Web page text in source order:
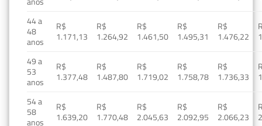
44 a
48
anos
R$
1.171,13
R$
1.264,92
R$
1.461,50
R$
1.495,31
R$
1.476,22
49 a
53
anos
R$
1.377,48
R$
1.487,80
R$
1.719,02
R$
1.758,78
R$
1.736,33
54 a
58
anos
R$
1.639,20
R$
1.770,48
R$
2.045,63
R$
2.092,95
R$
2.066,23